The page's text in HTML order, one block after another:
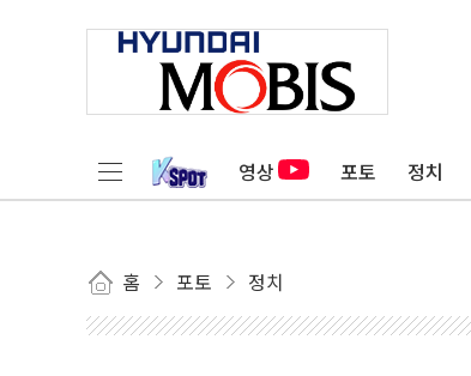
영상 포토 정치
홈 포토 정치